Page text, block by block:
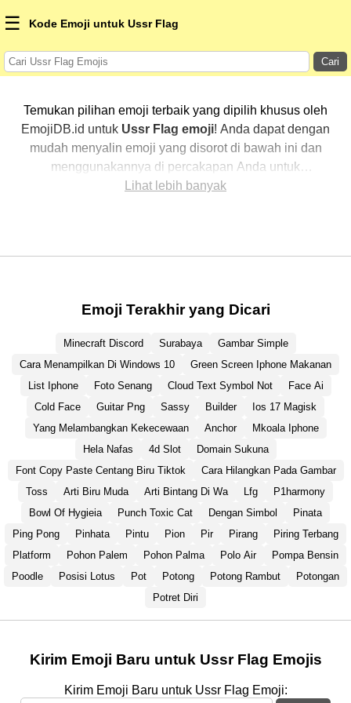
☰ Kode Emoji untuk Ussr Flag
Cari
Temukan pilihan emoji terbaik yang dipilih khusus oleh
EmojiDB.id untuk Ussr Flag emoji! Anda dapat dengan
mudah menyalin emoji yang disorot di bawah ini dan
menggunakannya di percakapan Anda untuk
menambahkan sentuhan pribadi. Kami telah
baru dalam mengekspresikanUssr Flag dengan emoji.
Lihat lebih banyak
Emoji Terakhir yang Dicari
Minecraft Discord Surabaya
Gambar Simple
Cara Menampilkan Di Windows 10
Green Screen Iphone Makanan
List Iphone
Foto Senang Cloud Text Symbol Not
Face Ai
Cold Face
Guitar Png Sassy Builder
Ios 17 Magisk
Yang Melambangkan Kekecewaan
Anchor
Mkoala Iphone
Hela Nafas
4d Slot
Domain Sukuna
Font Copy Paste Centang Biru Tiktok
Cara Hilangkan Pada Gambar
Toss
Arti Biru Muda Arti Bintang Di Wa Lfg
P1harmony
Bowl Of Hygieia
Punch Toxic Cat Dengan Simbol
Pinata
Ping Pong
Pinhata Pintu Pion Pir Pirang
Piring Terbang
Platform
Pohon Palem Pohon Palma Polo Air
Pompa Bensin
Poodle
Posisi Lotus Pot Potong Potong Rambut
Potongan
Potret Diri
Kirim Emoji Baru untuk Ussr Flag Emojis
Kirim Emoji Baru untuk Ussr Flag Emoji: